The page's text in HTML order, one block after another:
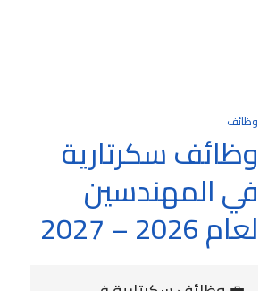
وظائف
وظائف سكرتارية
في المهندسين
لعام 2026 – 2027